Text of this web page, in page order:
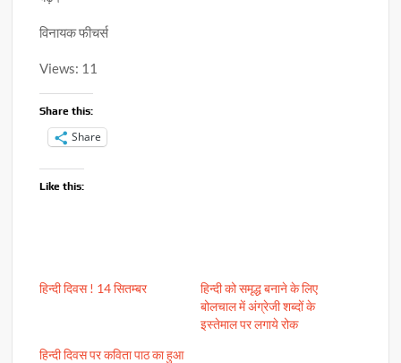
विनायक फीचर्स
Views: 11
Share this:
Share
Like this:
हिन्दी दिवस ! 14 सितम्बर
हिन्दी को समृद्ध बनाने के लिए
बोलचाल में अंग्रेजी शब्दों के
इस्तेमाल पर लगाये रोक
हिन्दी दिवस पर कविता पाठ का हुआ